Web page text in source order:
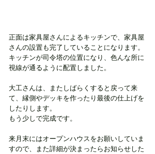
正面は家具屋さんによるキッチンで、家具屋
さんの設置も完了していることになります。
キッチンが司令塔の位置になり、色んな所に
視線が通るように配置しました。
大工さんは、またしばらくすると戻って来
て、縁側やデッキを作ったり最後の仕上げを
したりします。
もう少しで完成です。
来月末にはオープンハウスをお願いしていま
すので、また詳細が決まったらお知らせした